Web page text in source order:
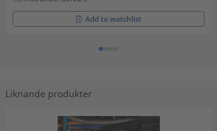
Add to watchlist
Liknande produkter